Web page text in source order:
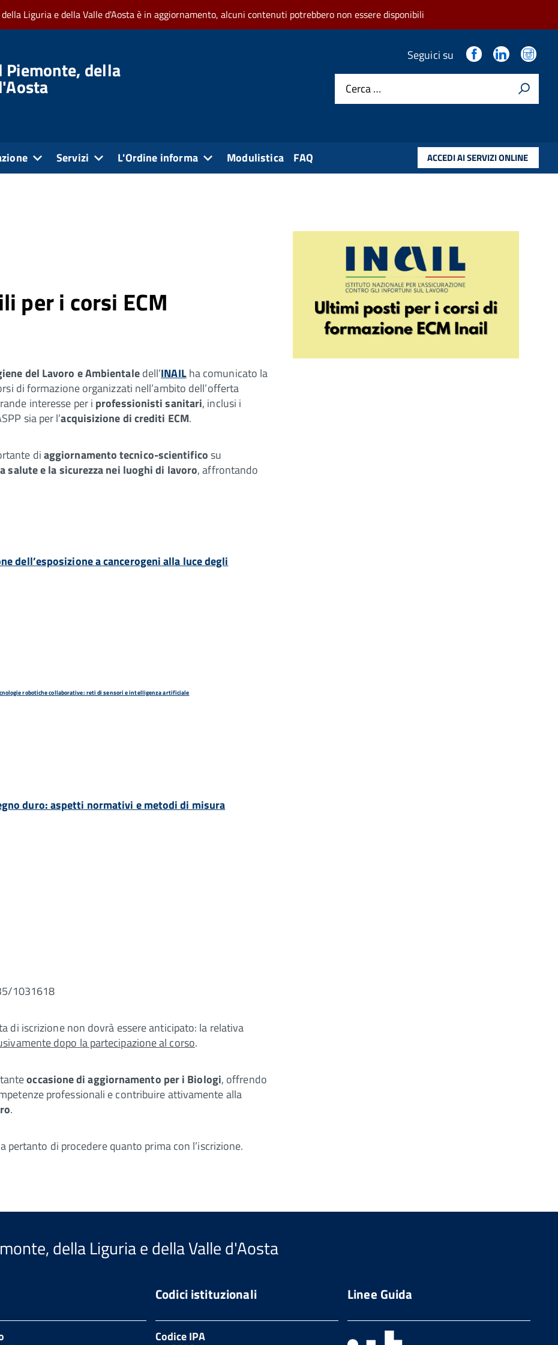
Liguria e della Valle d'Aosta è in aggiornamento, alcuni contenuti potrebbero non essere disponibili
Piemonte, della
Seguici su
Cerca …
Servizi L'Ordine informa Modulistica ACCEDI AI SERVIZI ONLINE
FAQ
per i corsi ECM
del Lavoro e Ambientaledell’INAILha comunicato la
di formazione organizzati nell’ambito dell’offerta
interesse per i professionisti sanitari, inclusi i
sia per l’acquisizione di crediti ECM.
diaggiornamento tecnico-scientificosu
salute e la sicurezza nei luoghi di lavoro, affrontando
dell’esposizione a cancerogeni alla luce degli
robotiche collaborative: reti di sensori e intelligenza artificiale
duro: aspetti normativi e metodi di misura
1031618
di iscrizione non dovrà essere anticipato: la relativa
dopo la partecipazione al corso.
occasione di aggiornamento per i Biologi, offrendo
professionali e contribuire attivamente alla
.
di procedere quanto prima con l’iscrizione.
della Liguria e della Valle d'Aosta
Codici istituzionali
Codice IPA
Linee Guida